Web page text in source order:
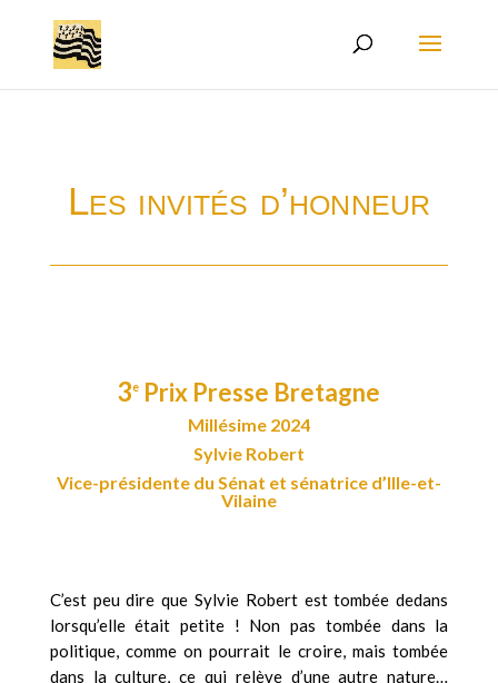
Les invités d’honneur
3e Prix Presse Bretagne
Millésime 2024
Sylvie Robert
Vice-présidente du Sénat et sénatrice d’Ille-et-
Vilaine
C’est peu dire que Sylvie Robert est tombée dedans
lorsqu’elle était petite ! Non pas tombée dans la
politique, comme on pourrait le croire, mais tombée
dans la culture, ce qui relève d’une autre nature…